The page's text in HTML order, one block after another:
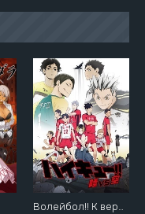
Волейбол!! К вершине ОВА [2020]